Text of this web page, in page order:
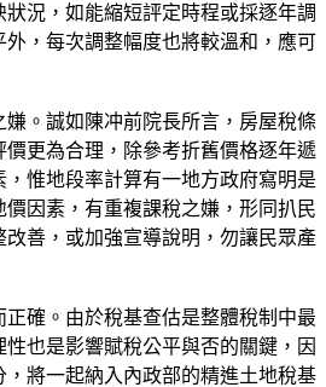
況，如能縮短評定時程或採逐年調
，每次調整幅度也將較溫和，應可
嫌。誠如陳冲前院長所言，房屋稅條
價更為合理，除參考折舊價格逐年遞
惟地段率計算有一地方政府寫明是
因素，有重複課稅之嫌，形同扒民
善，或加強宣導說明，勿讓民眾產
正確。由於稅基查估是整體稅制中最
也是影響賦稅公平與否的關鍵，因
，將一起納入內政部的精進土地稅基